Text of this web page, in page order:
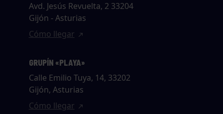
Avd. Jesús Revuelta, 2 33204
Gijón - Asturias
Cómo llegar
GRUPÍN «PLAYA»
Calle Emilio Tuya, 14, 33202
Gijón, Asturias
Cómo llegar